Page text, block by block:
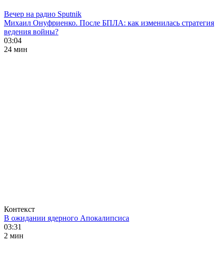
Вечер на радио Sputnik
Михаил Онуфриенко. После БПЛА: как изменилась стратегия
ведения войны?
03:04
24 мин
Контекст
В ожидании ядерного Апокалипсиса
03:31
2 мин